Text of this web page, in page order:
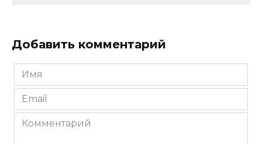
Добавить комментарий
Имя
*
Email
*
Комментарий